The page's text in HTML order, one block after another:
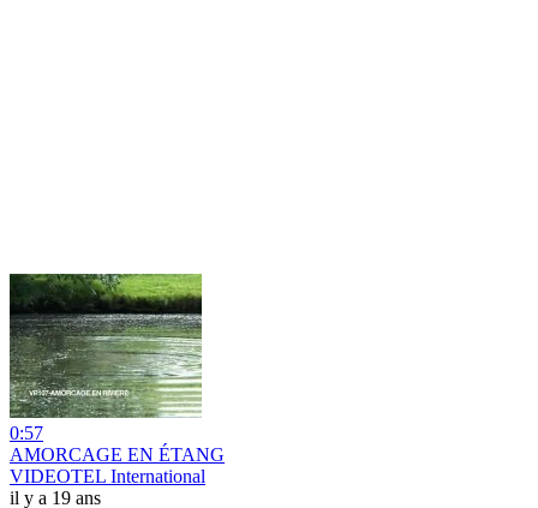
0:57
AMORCAGE EN ÉTANG
VIDEOTEL International
il y a 19 ans